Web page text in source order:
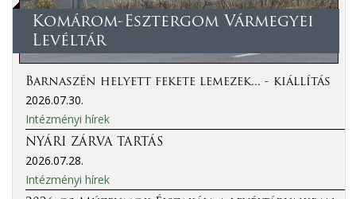
Komárom-Esztergom Vármegyei
Levéltár
Barnaszén helyett fekete lemezek... - kiállítás
2026.07.30.
Intézményi hírek
NYÁRI ZÁRVA TARTÁS
2026.07.28.
Intézményi hírek